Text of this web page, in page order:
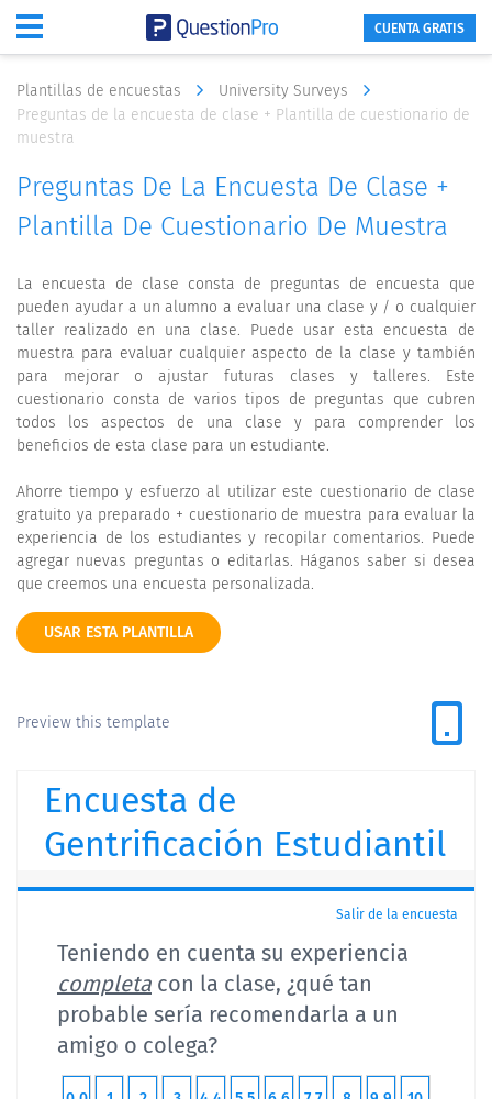
CUENTA GRATIS
Plantillas de encuestas
University Surveys
Preguntas de la encuesta de clase + Plantilla de cuestionario de
muestra
Preguntas De La Encuesta De Clase +
Plantilla De Cuestionario De Muestra
La encuesta de clase consta de preguntas de encuesta que
pueden ayudar a un alumno a evaluar una clase y / o cualquier
taller realizado en una clase. Puede usar esta encuesta de
muestra para evaluar cualquier aspecto de la clase y también
para mejorar o ajustar futuras clases y talleres. Este
cuestionario consta de varios tipos de preguntas que cubren
todos los aspectos de una clase y para comprender los
beneficios de esta clase para un estudiante.
Ahorre tiempo y esfuerzo al utilizar este cuestionario de clase
gratuito ya preparado + cuestionario de muestra para evaluar la
experiencia de los estudiantes y recopilar comentarios. Puede
agregar nuevas preguntas o editarlas. Háganos saber si desea
que creemos una encuesta personalizada.
USAR ESTA PLANTILLA
Preview this template